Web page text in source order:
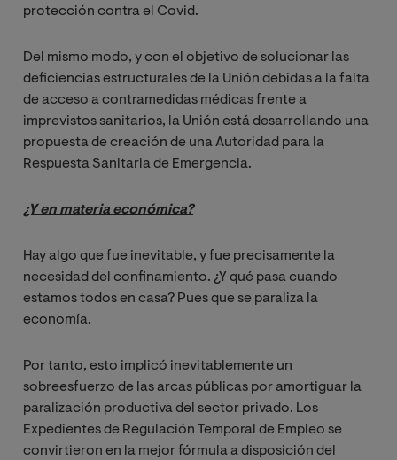
protección contra el Covid.
Del mismo modo, y con el objetivo de solucionar las
deficiencias estructurales de la Unión debidas a la falta
de acceso a contramedidas médicas frente a
imprevistos sanitarios, la Unión está desarrollando una
propuesta de creación de una Autoridad para la
Respuesta Sanitaria de Emergencia.
¿Y en materia económica?
Hay algo que fue inevitable, y fue precisamente la
necesidad del confinamiento. ¿Y qué pasa cuando
estamos todos en casa? Pues que se paraliza la
economía.
Por tanto, esto implicó inevitablemente un
sobreesfuerzo de las arcas públicas por amortiguar la
paralización productiva del sector privado. Los
Expedientes de Regulación Temporal de Empleo se
convirtieron en la mejor fórmula a disposición del